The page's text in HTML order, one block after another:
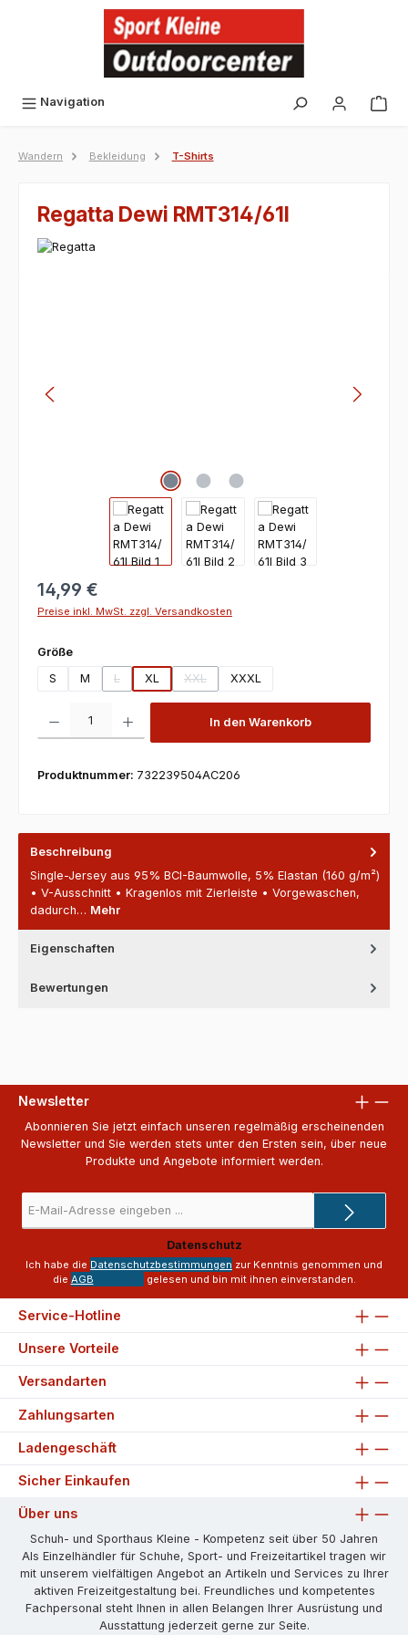
Navigation
Wandern Bekleidung T-Shirts
Regatta Dewi RMT314/61I
14,99 €
Preise inkl. MwSt. zzgl. Versandkosten
Größeauswählen
S
M L
(Diese Option ist zurzeit nicht verfügbar.)
XL XXL
(Diese Option ist zurzeit nicht verfügbar.)
XXXL
In den Warenkorb
Produktnummer: 732239504AC206
Beschreibung
Single-Jersey aus 95% BCI-Baumwolle, 5% Elastan (160 g/m²)
• V-Ausschnitt • Kragenlos mit Zierleiste • Vorgewaschen,
dadurch… Mehr
Eigenschaften
Bewertungen
Newsletter
Abonnieren Sie jetzt einfach unseren regelmäßig erscheinenden
Newsletter und Sie werden stets unter den Ersten sein, über neue
Produkte und Angebote informiert werden.
Mail-
Adresse
*
Datenschutz
Ich habe die Datenschutzbestimmungen zur Kenntnis genommen und
die AGB gelesen und bin mit ihnen einverstanden.
Service-Hotline
Unsere Vorteile
Versandarten
Zahlungsarten
Ladengeschäft
Sicher Einkaufen
Über uns
Schuh- und Sporthaus Kleine - Kompetenz seit über 50 Jahren
Als Einzelhändler für Schuhe, Sport- und Freizeitartikel tragen wir
mit unserem vielfältigen Angebot an Artikeln und Services zu Ihrer
aktiven Freizeitgestaltung bei. Freundliches und kompetentes
Fachpersonal steht Ihnen in allen Belangen Ihrer Ausrüstung und
Ausstattung jederzeit gerne zur Seite.